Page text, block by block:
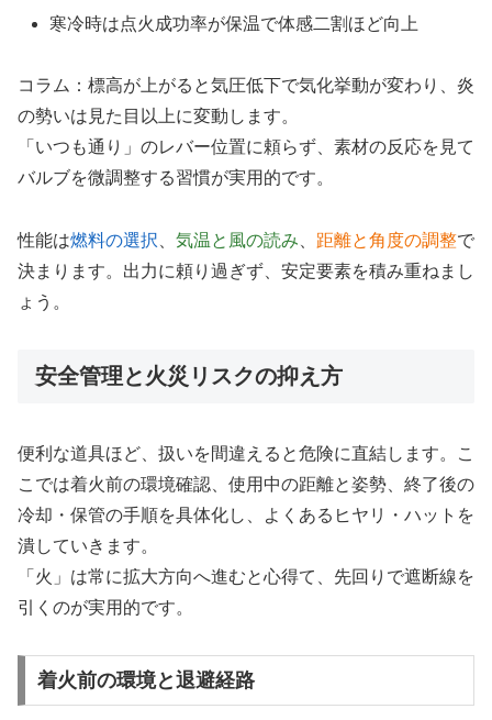
寒冷時は点火成功率が保温で体感二割ほど向上
コラム：標高が上がると気圧低下で気化挙動が変わり、炎
の勢いは見た目以上に変動します。
「いつも通り」のレバー位置に頼らず、素材の反応を見て
バルブを微調整する習慣が実用的です。
性能は燃料の選択 気温と風の読み 距離と角度の調整で
決まります。出力に頼り過ぎず、安定要素を積み重ねまし
ょう。
安全管理と火災リスクの抑え方
便利な道具ほど、扱いを間違えると危険に直結します。こ
こでは着火前の環境確認、使用中の距離と姿勢、終了後の
冷却・保管の手順を具体化し、よくあるヒヤリ・ハットを
潰していきます。
「火」は常に拡大方向へ進むと心得て、先回りで遮断線を
引くのが実用的です。
着火前の環境と退避経路